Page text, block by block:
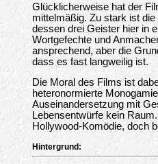
Glücklicherweise hat der
mittelmäßig. Zu stark ist die
dessen drei Geister hier in
Wortgefechte und
ansprechend, aber die
dass es fast langweilig ist.
Die Moral des Films ist
heteronormierte
Auseinandersetzung mit
Lebensentwürfe kein
Hollywood-Komödie, doch
Hintergrund: